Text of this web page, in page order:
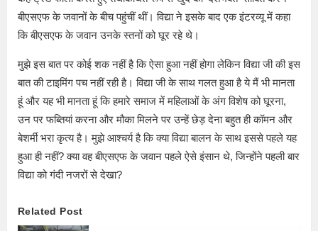
बीएसएफ के जवानों के बीच पहुंचीं थीं। विद्या ने इसके बाद एक इंटरव्यू में कहा
कि बीएसएफ के जवान उनके स्तनों को घूर रहे थे।
मुझे इस बात पर कोई शक नहीं है कि ऐसा हुआ नहीं होगा लेकिन विद्या जी की इस
बात की टाइमिंग पच नहीं रही है। विद्या जी के साथ गलत हुआ है ये मैं भी मानता
हूं और यह भी मानता हूं कि हमारे समाज में महिलाओं के अंग विशेष को घूरना,
उन पर फब्तियां करना और मौका मिलने पर उन्हें छेड़ देना बहुत ही कॉमन और
बेशर्मी भरा कृत्य है। मुझे आश्चर्य है कि क्या विद्या बालन के साथ इससे पहले यह
हुआ ही नहीं? क्या वह बीएसएफ के जवान पहले ऐसे इंसान थे, जिन्होंने पहली बार
विद्या को गंदी नजरों से देखा?
Related Post